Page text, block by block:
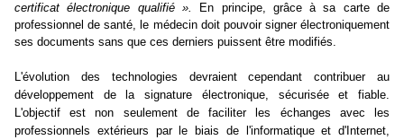
certificat électronique qualifié ».
En principe, grâce à sa carte de
professionnel de santé, le médecin doit pouvoir signer électroniquement
ses documents sans que ces derniers puissent être modifiés.
L'évolution des technologies devraient cependant contribuer au
développement de la signature électronique, sécurisée et fiable.
L'objectif est non seulement de faciliter les échanges avec les
professionnels extérieurs par le biais de l'informatique et d'Internet,